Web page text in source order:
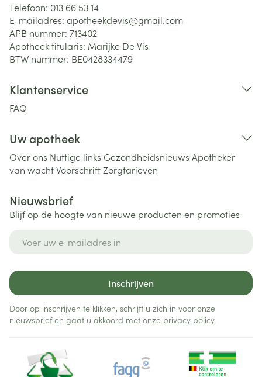
Telefoon: 013 66 53 14
E-mailadres: apotheekdevis@gmail.com
APB nummer: 713402
Apotheek titularis: Marijke De Vis
BTW nummer: BE0428334479
Klantenservice
FAQ
Uw apotheek
Over ons Nuttige links Gezondheidsnieuws Apotheker
van wachtVoorschriftZorgtarieven
Nieuwsbrief
Blijf op de hoogte van nieuwe producten en promoties
Inschrijven
Door op inschrijven te klikken, schrijft u zich in voor onze
nieuwsbrief en gaat u akkoord met onze privacy policy.